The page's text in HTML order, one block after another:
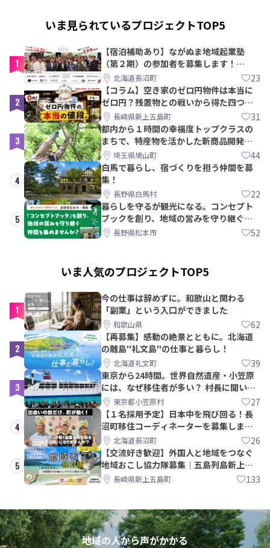
いま見られているプロジェクトTOP5
1
【宿泊補助あり】ながぬま地域起業塾
（第２期）の参加者を募集します！
【8/21〆】
北海道長沼町 23
2
【コラム】空き家のゼロ円物件は本当に
ゼロ円？残置物との戦いから得た四つの
教訓｜新上五島町
長崎県新上五島町 31
3
都内から１時間の幸福度トップクラスの
まちで、特産物を活かした新商品開発＆
PRメンバー募集！
埼玉県鳩山町 44
4
白馬で暮らし、宿づくりを担う仲間を募
集！
長野県白馬村 22
5
暮らしを守るが観光になる。コンセプト
ブックを創り、地域の営みを守り継ぐ仲
間を集めませんか？
長野県松本市 52
いま人気のプロジェクトTOP5
1
今の仕事は辞めずに。和歌山と関わる
「副業」という入口ができました
和歌山県 62
2
【再募集】感動の絶景とともに。北海道
の離島"礼文島"の仕事と暮らし！
北海道礼文町 39
3
東京から24時間。世界自然遺産・小笠原
には、なぜ移住者が多い？ 村長に聞いて
みた東京都小笠原村 27
4
【１名採用予定】日本中を飛び回る！長
沼町移住コーディネーターを募集しま
す！北海道長沼町 26
5
【交流好き歓迎】外国人と地域をつなぐ
地域おこし協力隊募集｜五島列島新上五
島町長崎県新上五島町 133
地域の人から声がかかる